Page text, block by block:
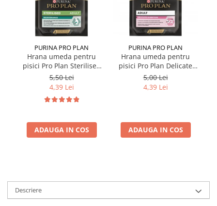
PURINA PRO PLAN
Hrana umeda pentru
pisici Pro Plan Sterilised
Nutrisavour cu pui in sos
85 gr
5,50 Lei
4,39 Lei
ADAUGA IN COS
PURINA PRO PLAN
Hrana umeda pentru
pisici Pro Plan Delicate
Nutrisavour cu curcan in
sos 85 gr
5,00 Lei
4,39 Lei
ADAUGA IN COS
Descriere